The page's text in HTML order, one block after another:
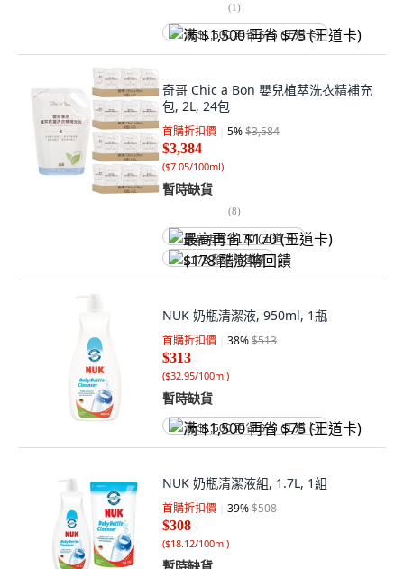
(1)
满 $1,500 再省 $75 (王道卡)
奇哥 Chic a Bon 嬰兒植萃洗衣精補充
包, 2L, 24包
首購折扣價 5%$3,584
$3,384
($7.05/100ml)
暫時缺貨
(8)
最高再省 $170 (王道卡)
$178 酷澎幣回饋
NUK 奶瓶清潔液, 950ml, 1瓶
首購折扣價 38%$513
$313
($32.95/100ml)
暫時缺貨
满 $1,500 再省 $75 (王道卡)
NUK 奶瓶清潔液組, 1.7L, 1組
首購折扣價 39%$508
$308
($18.12/100ml)